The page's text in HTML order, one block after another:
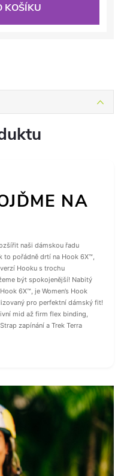
KOŠÍKU
NA
naši dámskou řadu
pořádně drtí na Hook 6X™,
Hooku s trochu
být spokojenější! Nabitý
6X™, je Women’s Hook
pro perfektní dámský fit!
mid až firm flex binding,
zapínání a Trek Terra